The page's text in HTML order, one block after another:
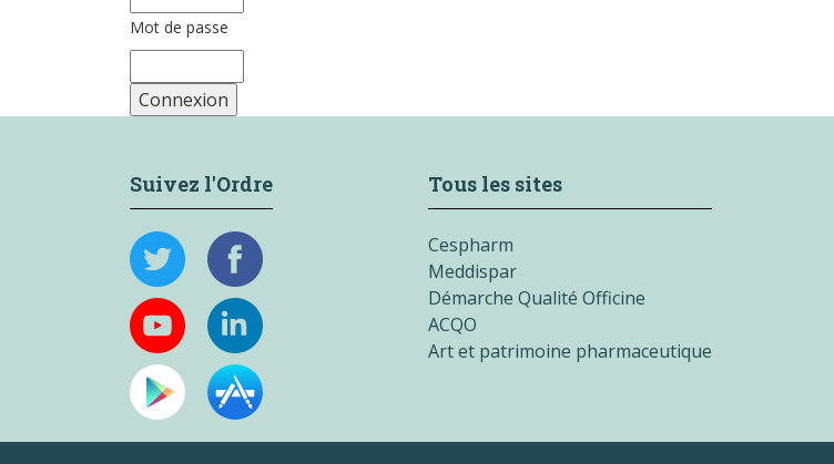
Mot de passe
Suivez l'Ordre Tous les sites
Cespharm
Meddispar
Démarche Qualité Officine
ACQO
Art et patrimoine pharmaceutique